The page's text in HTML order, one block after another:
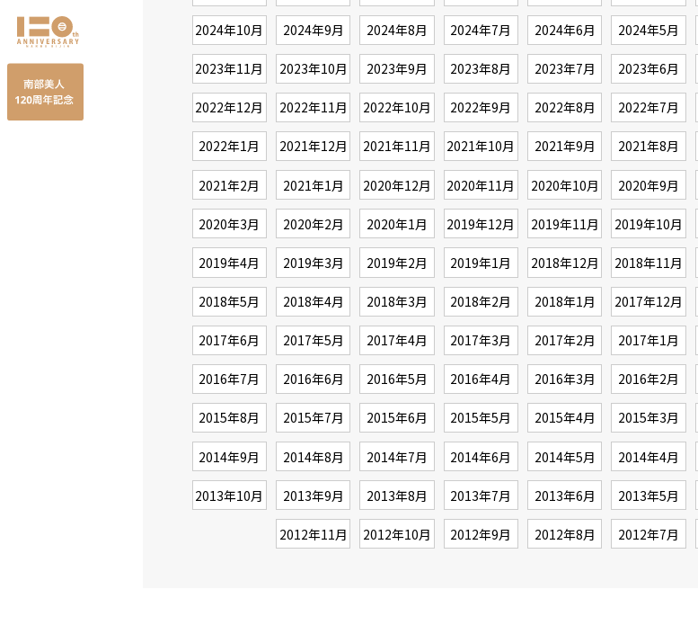
2024年10月 2024年9月 2024年8月 2024年7月 2024年6月 2024年5月
2023年11月 2023年10月 2023年9月 2023年8月 2023年7月 2023年6月
2022年12月 2022年11月 2022年10月 2022年9月 2022年8月 2022年7月
2022年1月 2021年12月 2021年11月 2021年10月 2021年9月 2021年8月
2021年2月 2021年1月 2020年12月 2020年11月 2020年10月 2020年9月
2020年3月 2020年2月 2020年1月 2019年12月 2019年11月 2019年10月
2019年4月 2019年3月 2019年2月 2019年1月 2018年12月 2018年11月
2018年5月 2018年4月 2018年3月 2018年2月 2018年1月 2017年12月
2017年6月 2017年5月 2017年4月 2017年3月 2017年2月 2017年1月
2016年7月 2016年6月 2016年5月 2016年4月 2016年3月 2016年2月
2015年8月 2015年7月 2015年6月 2015年5月 2015年4月 2015年3月
2014年9月 2014年8月 2014年7月 2014年6月 2014年5月 2014年4月
2013年10月 2013年9月 2013年8月 2013年7月 2013年6月 2013年5月
2012年11月 2012年10月 2012年9月 2012年8月 2012年7月